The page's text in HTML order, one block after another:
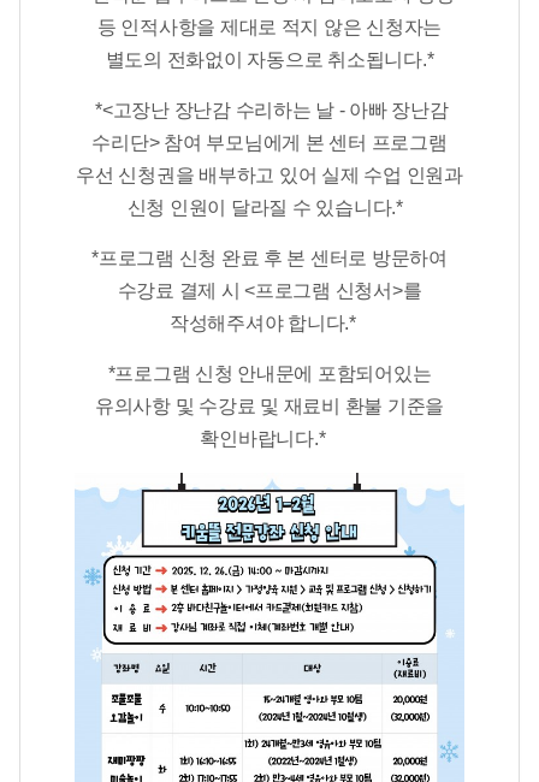
등 인적사항을 제대로 적지 않은 신청자는
별도의 전화없이 자동으로 취소됩니다.*
*<고장난 장난감 수리하는 날 - 아빠 장난감
수리단> 참여 부모님에게 본 센터 프로그램
우선 신청권을 배부하고 있어 실제 수업 인원과
신청 인원이 달라질 수 있습니다.*​​
*프로그램 신청 완료 후 본 센터로 방문하여
수강료 결제 시 <프로그램 신청서>를
작성해주셔야 합니다.*​
*​프로그램 신청 안내문에 포함되어있는
유의사항 및 수강료 및 재료비 환불 기준을
확인바랍니다.*​